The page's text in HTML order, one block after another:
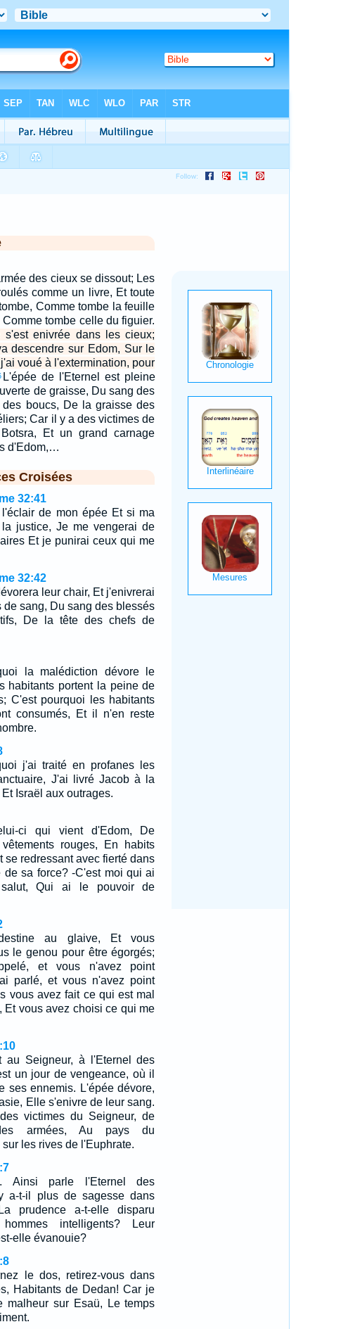
des cieux se dissout; Les
comme un livre, Et toute
Comme tombe la feuille
tombe celle du figuier.
s'est enivrée dans les cieux;
descendre sur Edom, Sur le
voué à l'extermination, pour
L'épée de l'Eternel est pleine
de graisse, Du sang des
des boucs, De la graisse des
Car il y a des victimes de
Et un grand carnage
d'Edom,…
Croisées
32:41
de mon épée Et si ma
justice, Je me vengerai de
Et je punirai ceux qui me
32:42
leur chair, Et j'enivrerai
de sang, Du sang des blessés
De la tête des chefs de
la malédiction dévore le
habitants portent la peine de
C'est pourquoi les habitants
consumés, Et il n'en reste
j'ai traité en profanes les
J'ai livré Jacob à la
Israël aux outrages.
ci qui vient d'Edom, De
rouges, En habits
se redressant avec fierté dans
de sa force? -C'est moi qui ai
Qui ai le pouvoir de
au glaive, Et vous
le genou pour être égorgés;
et vous n'avez point
parlé, et vous n'avez point
vous avez fait ce qui est mal
Et vous avez choisi ce qui me
au Seigneur, à l'Eternel des
un jour de vengeance, où il
ses ennemis. L'épée dévore,
Elle s'enivre de leur sang.
victimes du Seigneur, de
armées, Au pays du
les rives de l'Euphrate.
Ainsi parle l'Eternel des
a-t-il plus de sagesse dans
prudence a-t-elle disparu
intelligents? Leur
elle évanouie?
le dos, retirez-vous dans
Habitants de Dedan! Car je
malheur sur Esaü, Le temps